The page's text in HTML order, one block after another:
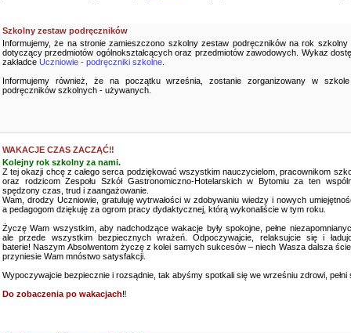
Szkolny zestaw podręczników
Informujemy, że na stronie zamieszczono szkolny zestaw podręczników na rok szkolny
dotyczący przedmiotów ogólnokształcących oraz przedmiotów zawodowych. Wykaz
zakładce Uczniowie - podręczniki szkolne
Informujemy również, że na początku września, zostanie zorganizowany w
podręczników szkolnych - używanych.
WAKACJE CZAS ZACZĄĆ‼️
Kolejny rok szkolny za nami.
Z tej okazji chcę z całego serca podziękować wszystkim nauczycielom, pracownikom
oraz rodzicom Zespołu Szkół Gastronomiczno-Hotelarskich w Bytomiu za ten
spędzony czas, trud i zaangażowanie.
Wam, drodzy Uczniowie, gratuluję wytrwałości w zdobywaniu wiedzy i nowych
a pedagogom dziękuję za ogrom pracy dydaktycznej, którą wykonaliście w tym roku.
Życzę Wam wszystkim, aby nadchodzące wakacje były spokojne, pełne
ale przede wszystkim bezpiecznych wrażeń. Odpoczywajcie, relaksujcie się i
baterie! Naszym Absolwentom życzę z kolei samych sukcesów – niech Wasza dalsza
przyniesie Wam mnóstwo satysfakcji.
Wypoczywajcie bezpiecznie i rozsądnie, tak abyśmy spotkali się we wrześniu zdrowi, pełni
Do zobaczenia po wakacjach‼️